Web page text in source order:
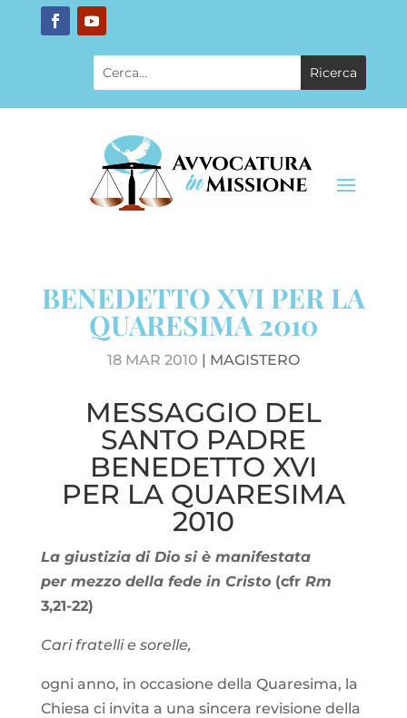
BENEDETTO XVI PER LA
QUARESIMA 2010
18 MAR 2010 | MAGISTERO
MESSAGGIO DEL
SANTO PADRE
BENEDETTO XVI
PER LA QUARESIMA
2010
La giustizia di Dio si è manifestata
per mezzo della fede in Cristo (cfr Rm
3,21-22)
Cari fratelli e sorelle,
ogni anno, in occasione della Quaresima, la
Chiesa ci invita a una sincera revisione della